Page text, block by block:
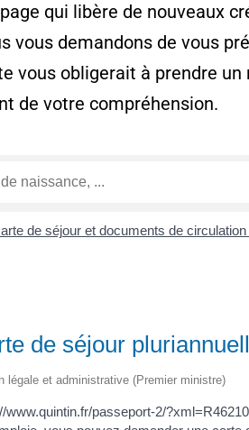
qui libère de nouveaux
vous demandons de vous
vous obligerait à prendre un
de votre compréhension.
de séjour et documents de
de séjour
légale et administrative (Premier ministre)
passeport-2/